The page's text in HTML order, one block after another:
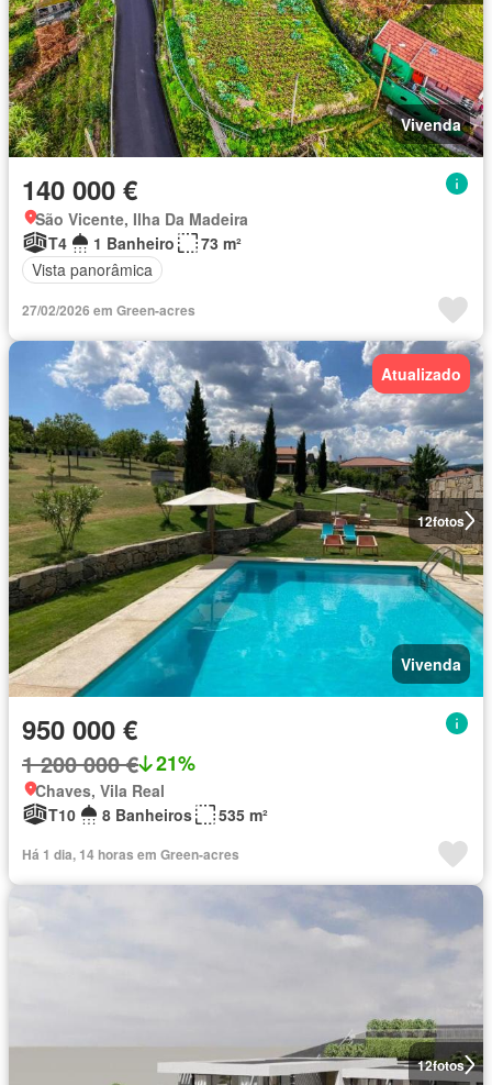
Vivenda
140 000 €
São Vicente, Ilha Da Madeira
T4
1 Banheiro
73 m²
Vista panorâmica
27/02/2026 em Green-acres
12fotos
Atualizado
Vivenda
950 000 €
1 200 000 € 21%
Chaves, Vila Real
T10
8 Banheiros 535 m²
Há 1 dia, 14 horas em Green-acres
12fotos